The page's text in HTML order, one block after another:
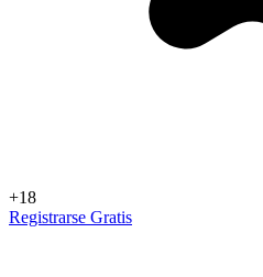
+18
Registrarse Gratis